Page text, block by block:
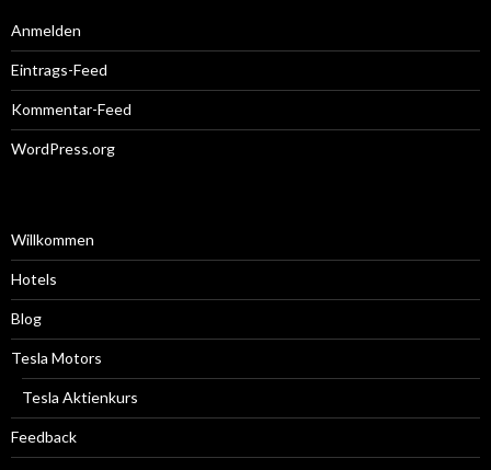
Anmelden
Eintrags-Feed
Kommentar-Feed
WordPress.org
Willkommen
Hotels
Blog
Tesla Motors
Tesla Aktienkurs
Feedback